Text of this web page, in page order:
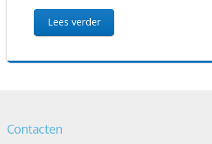
Lees verder
Contacten